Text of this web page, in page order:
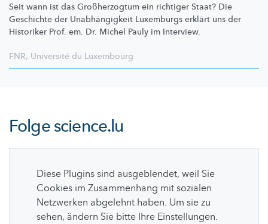
Seit wann ist das Großherzogtum ein richtiger Staat? Die
Geschichte der Unabhängigkeit Luxemburgs erklärt uns der
Historiker Prof. em. Dr. Michel Pauly im Interview.
FNR, Université du Luxembourg
Folgescience.lu
Diese Plugins sind ausgeblendet, weil Sie
Cookies im Zusammenhang mit sozialen
Netzwerken abgelehnt haben. Um sie zu
sehen, ändern Sie bitte Ihre Einstellungen.